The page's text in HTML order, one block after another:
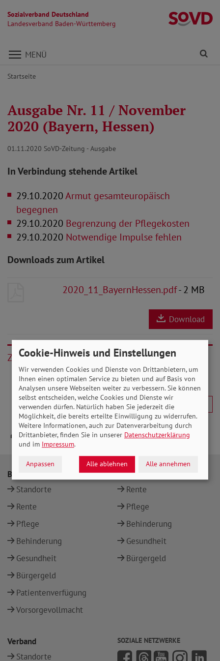
Sozialverband Deutschland
Landesverband Baden-Württemberg
Direkt zu den Inhalten springen
MENÜ
Startseite
Ausgabe Nr. 11 / November
2020 (Bayern, Hessen)
01.11.2020 SoVD-Zeitung - Ausgabe
In Verbindung stehende Artikel
29.10.2020Armut gesamteuropäisch
begegnen
29.10.2020 Begrenzung der Pflegekosten
29.10.2020 Notwendige Impulse fehlen
Downloads zum Artikel
2020_11_BayernHessen.pdf- 2 MB
Download
Zurück
Beratung
Standorte
Rente
Pflege
Behinderung
Gesundheit
Bürgergeld
Patientenverfügung
Vorsorgevollmacht
Themen
Rente
Pflege
Behinderung
Gesundheit
Bürgergeld
Verband
Standorte
SOZIALE NETZWERKE
Cookie-Hinweis und Einstellungen
Wir verwenden Cookies und Dienste von Drittanbietern, um
Ihnen einen optimalen Service zu bieten und auf Basis von
Analysen unsere Webseiten weiter zu verbessern. Sie können
selbst entscheiden, welche Cookies und Dienste wir
verwenden dürfen. Natürlich haben Sie jederzeit die
Möglichkeit, die bereits erteilte Einwilligung zu widerrufen.
Weitere Informationen, auch zur Datenverarbeitung durch
Drittanbieter, finden Sie in unserer Datenschutzerklärung
und im Impressum.
Anpassen Alle ablehnen Alle annehmen